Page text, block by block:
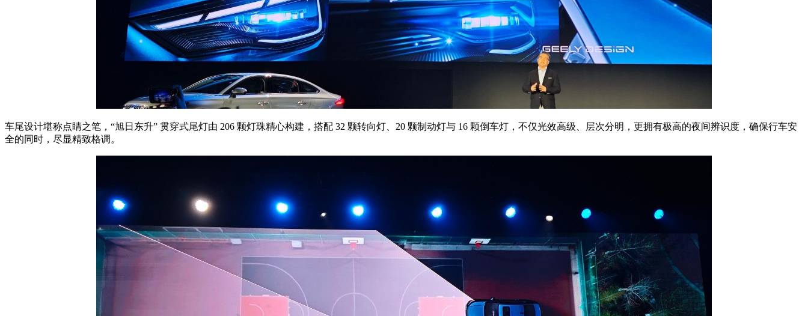
车尾设计堪称点睛之笔，“旭日东升” 贯穿式尾灯由 206 颗灯珠精心构建，搭配 32 颗转向灯、20 颗制动灯与 16 颗倒车灯，不仅光效高级、层次分明，更拥有极高的夜间辨识度，确保行车安
全的同时，尽显精致格调。